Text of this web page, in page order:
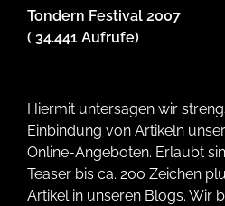
Tondern Festival 2007
( 34.441 Aufrufe)
Hiermit untersagen wir
Einbindung von Artikeln
Online-Angeboten. Erlaubt
Teaser bis ca. 200 Zeichen
Artikel in unseren Blogs. Wir